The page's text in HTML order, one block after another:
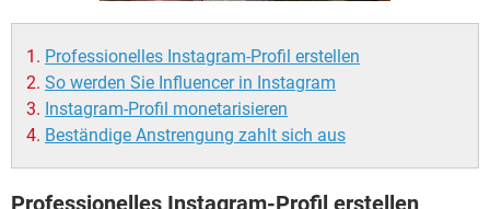
Professionelles Instagram-Profil erstellen
So werden Sie Influencer in Instagram
Instagram-Profil monetarisieren
Beständige Anstrengung zahlt sich aus
Professionelles Instagram-Profil erstellen